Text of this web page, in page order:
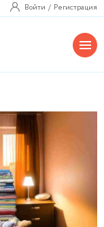
Войти Регистрация